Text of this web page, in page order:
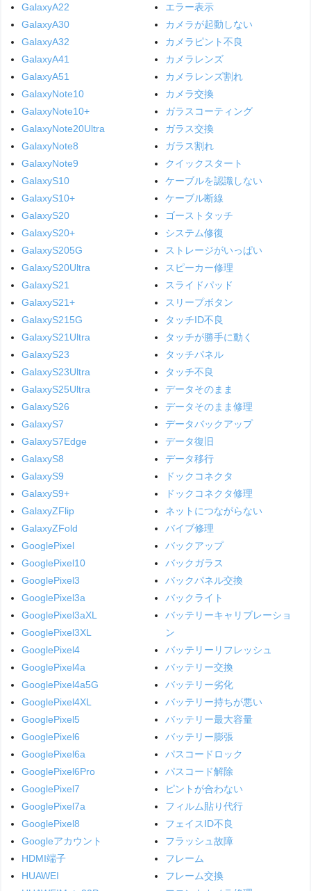
GalaxyA22
GalaxyA30
GalaxyA32
GalaxyA41
GalaxyA51
GalaxyNote10
GalaxyNote10+
GalaxyNote20Ultra
GalaxyNote8
GalaxyNote9
GalaxyS10
GalaxyS10+
GalaxyS20
GalaxyS20+
GalaxyS205G
GalaxyS20Ultra
GalaxyS21
GalaxyS21+
GalaxyS215G
GalaxyS21Ultra
GalaxyS23
GalaxyS23Ultra
GalaxyS25Ultra
GalaxyS26
GalaxyS7
GalaxyS7Edge
GalaxyS8
GalaxyS9
GalaxyS9+
GalaxyZFlip
GalaxyZFold
GooglePixel
GooglePixel10
GooglePixel3
GooglePixel3a
GooglePixel3aXL
GooglePixel3XL
GooglePixel4
GooglePixel4a
GooglePixel4a5G
GooglePixel4XL
GooglePixel5
GooglePixel6
GooglePixel6a
GooglePixel6Pro
GooglePixel7
GooglePixel7a
GooglePixel8
Googleアカウント
HDMI端子
HUAWEI
エラー表示
カメラが起動しない
カメラピント不良
カメラレンズ
カメラレンズ割れ
カメラ交換
ガラスコーティング
ガラス交換
ガラス割れ
クイックスタート
ケーブルを認識しない
ケーブル断線
ゴーストタッチ
システム修復
ストレージがいっぱい
スピーカー修理
スライドパッド
スリープボタン
タッチID不良
タッチが勝手に動く
タッチパネル
タッチ不良
データそのまま
データそのまま修理
データバックアップ
データ復旧
データ移行
ドックコネクタ
ドックコネクタ修理
ネットにつながらない
バイブ修理
バックアップ
バックガラス
バックパネル交換
バックライト
バッテリーキャリブレーショ
ン
バッテリーリフレッシュ
バッテリー交換
バッテリー劣化
バッテリー持ちが悪い
バッテリー最大容量
バッテリー膨張
パスコードロック
パスコード解除
ピントが合わない
フィルム貼り代行
フェイスID不良
フラッシュ故障
フレーム
フレーム交換